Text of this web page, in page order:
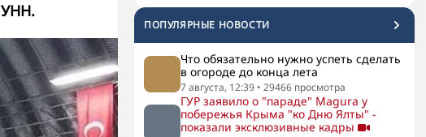
ПОПУЛЯРНЫЕ НОВОСТИ
Что обязательно нужно успеть сделать
в огороде до конца лета
7 августа, 12:39 • 29466 просмотра
ГУР заявило о "параде" Magura у
побережья Крыма "ко Дню Ялты" -
показали эксклюзивные кадры
УНН.